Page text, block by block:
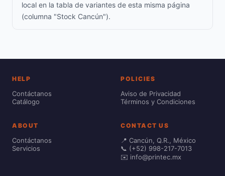
local en la tabla de variantes de esta misma página
(columna "Stock Cancún").
HELP
Contáctanos
Catálogo
POLICIES
Aviso de Privacidad
Términos y Condiciones
ABOUT
Contáctanos
Servicios
CONTACT US
📍 Cancún, Q.R., México
📞 (+52) 998-217-7013
✉️ info@printec.mx